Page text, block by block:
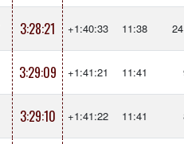
3:28:21 +1:40:33 11:38
3:29:09 +1:41:21 11:41
3:29:10 +1:41:22 11:41